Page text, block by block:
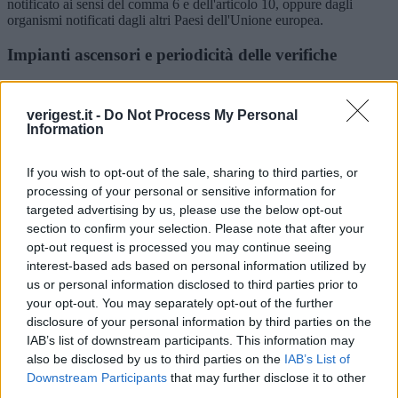
verigest.it - Do Not Process My Personal
Information
If you wish to opt-out of the sale, sharing to third parties, or
processing of your personal or sensitive information for
targeted advertising by us, please use the below opt-out
section to confirm your selection. Please note that after your
opt-out request is processed you may continue seeing
interest-based ads based on personal information utilized by
us or personal information disclosed to third parties prior to
your opt-out. You may separately opt-out of the further
disclosure of your personal information by third parties on the
IAB’s list of downstream participants. This information may
also be disclosed by us to third parties on the IAB’s List of
Downstream Participants that may further disclose it to other
notificato ai sensi del comma 6 e dell'articolo 10, oppure dagli
organismi notificati dagli altri Paesi dell'Unione europea.
Impianti ascensori e periodicità delle verifiche
In VERIGEST gli ascensori possono essere classificati così da poter
gestire per ciascuna tipologia di impianto una scheda tecnica
Nello specifico è possibile catalogare gli impianti ascensori in:
Ascensori e ascensori inclinati
Montacarichi e Montascale
Piattaforme elevatrici
Altro genere di ascensori
Verigest e l’applicazione del regime di qualità
secondo 17020
L’accreditamento è un requisito obbligatorio per gli organismi
responsabili delle verifiche ai sensi del DPR 162/1999 e che quindi
devono ottenere necessariamente l’autorizzazione del Ministero
dello Sviluppo Economico.